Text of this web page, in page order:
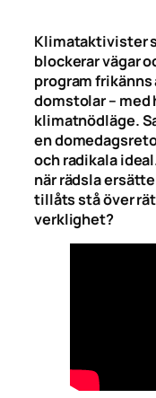
Klimataktivister
blockerar vägar
program
domstolar –
klimatnödläge.
en
och radikala
när rädsla
tillåts stå över
verklighet?